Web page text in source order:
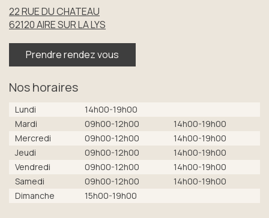
22 RUE DU CHATEAU
62120AIRE SUR LA LYS
Prendre rendez vous
Nos horaires
Lundi
14h00-19h00
Mardi
09h00-12h00
14h00-19h00
Mercredi
09h00-12h00
14h00-19h00
Jeudi
09h00-12h00
14h00-19h00
Vendredi
09h00-12h00
14h00-19h00
Samedi
09h00-12h00
14h00-19h00
Dimanche
15h00-19h00